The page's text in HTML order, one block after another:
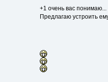
+1 очень вас понимаю...
Предлагаю устроить